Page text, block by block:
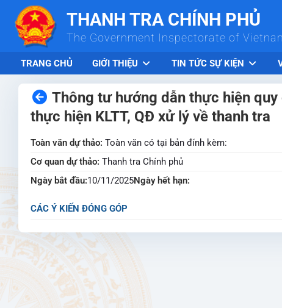
Skip to Main ContentTHANH TRA CHÍNH PHỦ
The Government Inspectorate of
TRANG CHỦ GIỚI THIỆU TIN TỨC SỰ KIỆN
Thông tư hướng dẫn thực hiện
thực hiện KLTT, QĐ xử lý về thanh tra
Toàn văn dự thảo: Toàn văn có tại bản đính kèm:
Cơ quan dự thảo: Thanh tra Chính phủ
Ngày bắt đầu:10/11/2025Ngày hết hạn:
CÁC Ý KIẾN ĐÓNG GÓP